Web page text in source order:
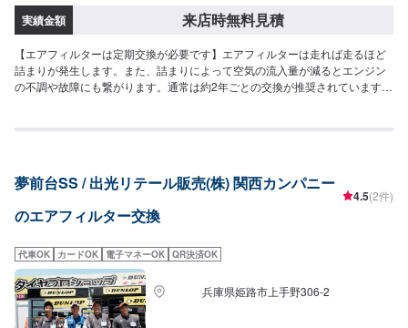
実績金額 来店時無料見積
【エアフィルターは定期交換が必要です】エアフィルターは走れば走るほど
詰まりが発生します。また、詰まりによって空気の流入量が減るとエンジン
の不調や故障にも繋がります。通常は約2年ごとの交換が推奨されています
夢前台SS / 出光リテール販売(株) 関西カンパニー
のエアフィルター交換
4.5(2件)
代車OK カードOK 電子マネーOK QR決済OK
兵庫県姫路市上手野306-2